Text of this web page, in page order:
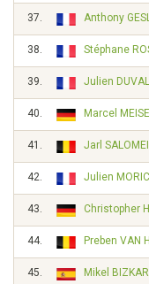
37. Anthony
38. Stéphane
39. Julien DUVAL
40. Marcel
41. Jarl
42. Julien
43. Christopher
44. Preben VAN
45. Mikel